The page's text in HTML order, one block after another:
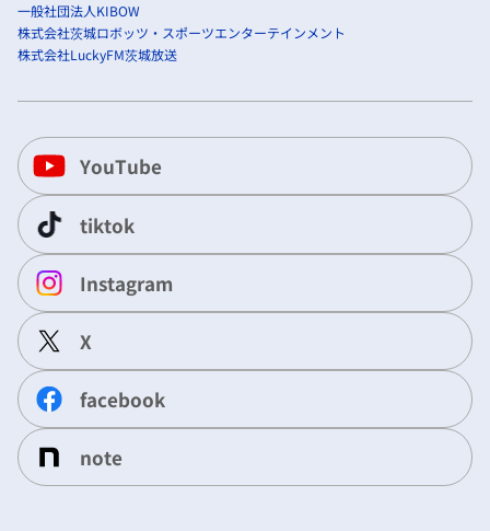
一般社団法人KIBOW
株式会社茨城ロボッツ・スポーツエンターテインメント
株式会社LuckyFM茨城放送
YouTube
tiktok
Instagram
X
facebook
note